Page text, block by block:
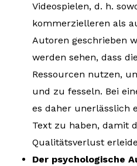
Videospielen, d. h.
kommerzielleren als
Autoren geschrieben
werden sehen, dass
Ressourcen nutzen,
und zu fesseln. Bei
es daher unerlässlich
Text zu haben, damit
Qualitätsverlust
Der psychologische